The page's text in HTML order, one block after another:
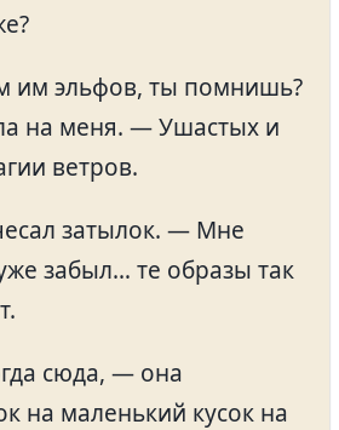
им эльфов, ты помнишь?
на меня. — Ушастых и
ветров.
затылок. — Мне
забыл… те образы так
сюда, — она
на маленький кусок на